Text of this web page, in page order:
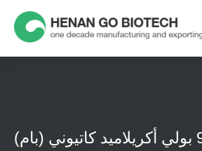
content
رقم الحالة: 900 بولي أكريلاميد كاتيوني (بام)